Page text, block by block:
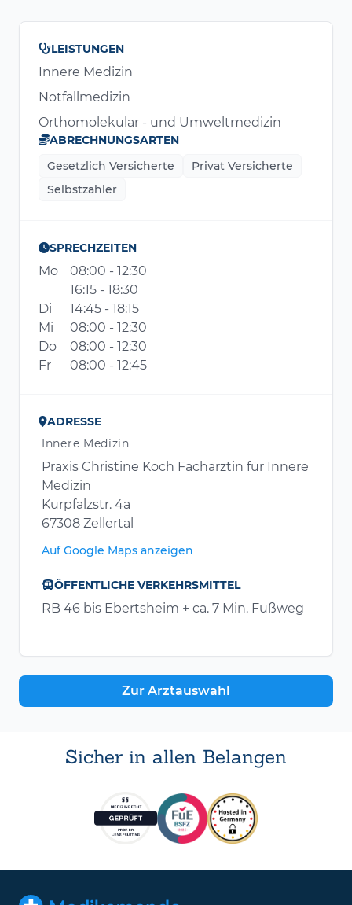
LEISTUNGEN
Innere Medizin
Notfallmedizin
Orthomolekular - und Umweltmedizin
ABRECHNUNGSARTEN
Gesetzlich Versicherte
Privat Versicherte
Selbstzahler
SPRECHZEITEN
Mo
08:00 - 12:30
16:15 - 18:30
Di
14:45 - 18:15
Mi
08:00 - 12:30
Do
08:00 - 12:30
Fr
08:00 - 12:45
ADRESSE
Innere Medizin
Praxis Christine Koch Fachärztin für Innere
Medizin
Kurpfalzstr. 4a
67308 Zellertal
Auf Google Maps anzeigen
ÖFFENTLICHE VERKEHRSMITTEL
RB 46 bis Ebertsheim + ca. 7 Min. Fußweg
Zur Arztauswahl
Sicher in allen Belangen